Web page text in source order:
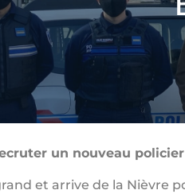
un nouveau
et arrive de la Nièvre